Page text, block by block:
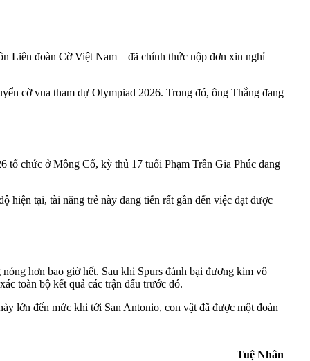
Liên đoàn Cờ Việt Nam – đã chính thức nộp đơn xin nghỉ
cờ vua tham dự Olympiad 2026. Trong đó, ông Thắng đang
tổ chức ở Mông Cổ, kỳ thủ 17 tuổi Phạm Trần Gia Phúc đang
hiện tại, tài năng trẻ này đang tiến rất gần đến việc đạt được
hơn bao giờ hết. Sau khi Spurs đánh bại đương kim vô
toàn bộ kết quả các trận đấu trước đó.
lớn đến mức khi tới San Antonio, con vật đã được một đoàn
Tuệ Nhân